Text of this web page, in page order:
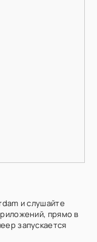
и слушайте
прямо в
запускается